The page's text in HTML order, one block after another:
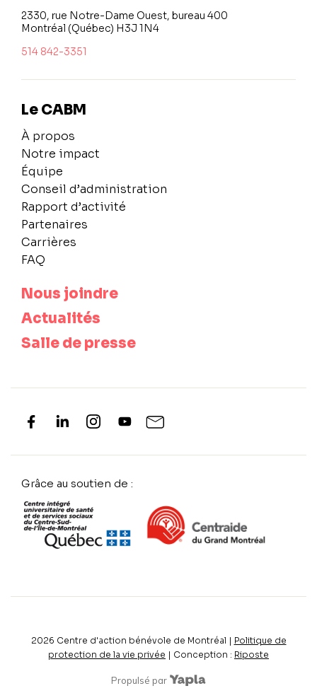
2330, rue Notre-Dame Ouest, bureau 400
Montréal (Québec) H3J 1N4
514 842-3351
Le CABM
À propos
Notre impact
Équipe
Conseil d’administration
Rapport d’activité
Partenaires
Carrières
FAQ
Nous joindre
Actualités
Salle de presse
Grâce au soutien de :
2026 Centre d'action bénévole de Montréal | Politique de
protection de la vie privée | Conception : Riposte
Propulsé par